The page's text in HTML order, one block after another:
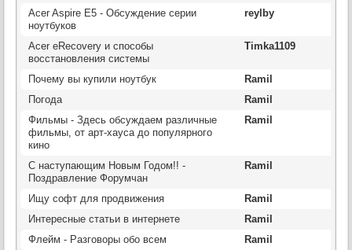
Acer Aspire E5 - Обсуждение серии
ноутбуков
reylby
Acer eRecovery и способы
восстановления системы
Timka1109
Почему вы купили ноутбук
Ramil
Погода
Ramil
Фильмы - Здесь обсуждаем различные
фильмы, от арт-хауса до популярного
кино
Ramil
С наступающим Новым Годом!! -
Поздравление Форумчан
Ramil
Ищу софт для продвижения
Ramil
Интересные статьи в интернете
Ramil
Флейм - Разговоры обо всем
Ramil